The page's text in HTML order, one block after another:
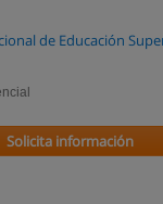
de Educación
Solicita información